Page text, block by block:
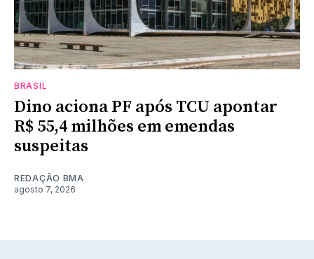
BRASIL
Dino aciona PF após TCU apontar
R$ 55,4 milhões em emendas
suspeitas
REDAÇÃO BMA
agosto 7, 2026